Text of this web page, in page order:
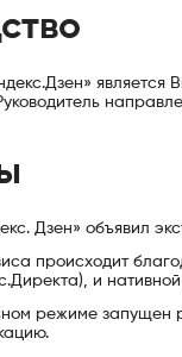
Дзен» объявил
происходит
и
режиме запущен